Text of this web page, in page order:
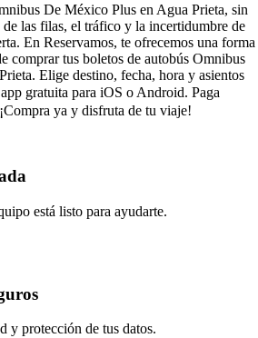
De México Plus en Agua Prieta, sin
las filas, el tráfico y la incertidumbre de
En Reservamos, te ofrecemos una forma
comprar tus boletos de autobús Omnibus
Elige destino, fecha, hora y asientos
gratuita para iOS o Android. Paga
ya y disfruta de tu viaje!
está listo para ayudarte.
y protección de tus datos.